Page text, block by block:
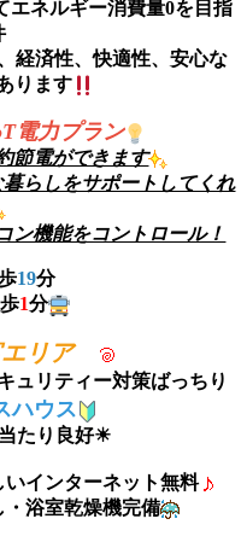
エネルギー消費量0を目指
経済性、快適性、安心な
ります
電力プラン
節電ができます
らしをサポートしてくれ
ン機能をコントロール！
19分
1分
リア
ュリティー対策ばっちり
ハウス
たり良好☀
インターネット無料
浴室乾燥機完備